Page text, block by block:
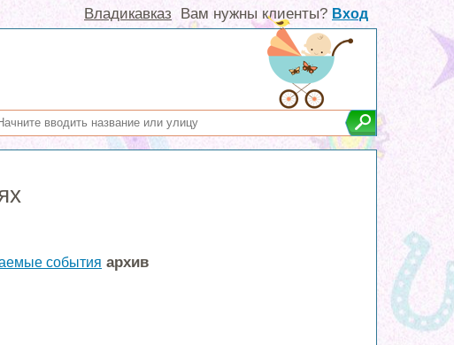
Вам нужны клиенты? Вход
Владикавказ
события архив